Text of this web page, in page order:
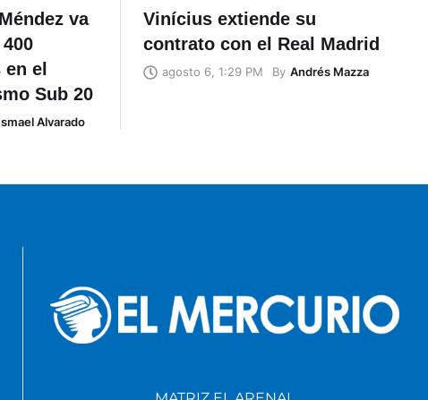
va
el
Sub 20
Alvarado
Vinícius extiende su
contrato con el Real Madrid
agosto 6, 1:29 PM By Andrés Mazza